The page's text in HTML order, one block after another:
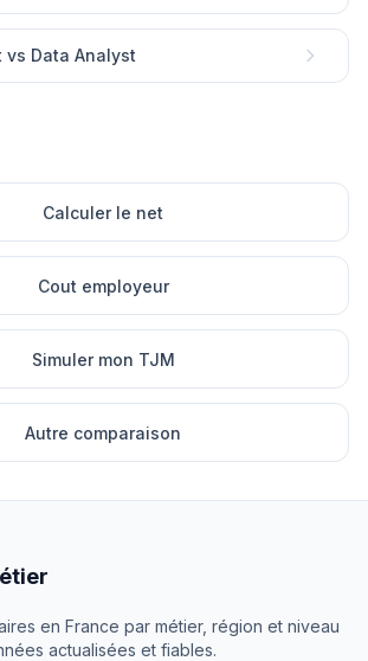
vs Data Analyst
Calculer le net
Cout employeur
Simuler mon TJM
Autre comparaison
en France par métier, région et niveau
actualisées et fiables.